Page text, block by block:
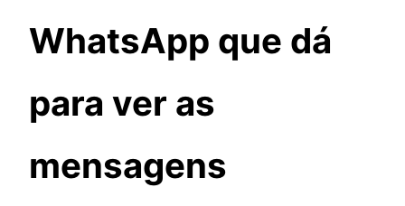
WhatsApp que dá
para ver as
mensagens